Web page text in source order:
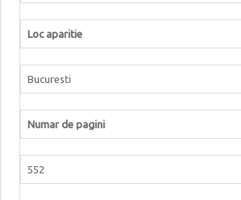
Loc aparitie
Bucuresti
Numar de pagini
552